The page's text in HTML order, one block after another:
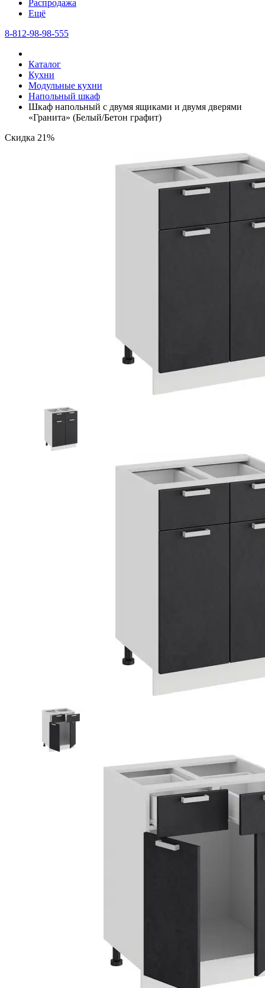
Распродажа
Eщё
8-812-98-98-555
Каталог
Кухни
Модульные кухни
Напольный шкаф
Шкаф напольный с двумя ящиками и двумя дверями
«Гранита» (Белый/Бетон графит)
Скидка 21%